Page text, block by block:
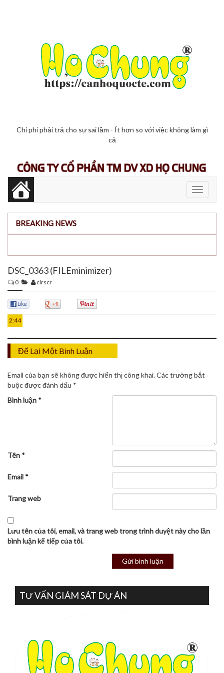
Chi phí phải trả cho sự sai lầm - Ít hơn so với việc không làm gì
cả
Toggle
BREAKING NEWS
DSC_0363 (FILEminimizer)
0
clrscr
TH12
2:44
Để Lại Một Bình Luận
Email của bạn sẽ không được hiển thị công khai.Các trường bắt
buộc được đánh dấu *
Bình luận *
Tên *
Email *
Trang web
Lưu tên của tôi, email, và trang web trong trình duyệt này cho lần
bình luận kế tiếp của tôi.
TƯ VẤN GIÁM SÁT DỰ ÁN